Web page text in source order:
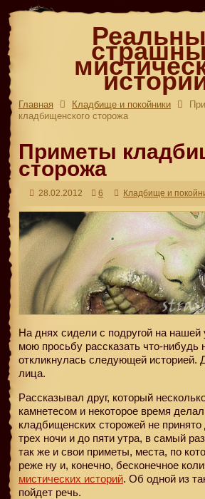
Главная Кладбище и покойники
кладбищенского сторожа
Приметы
сторожа
28.02.2012 6 Кладбище и
На днях сидели с подругой на нашей
мою просьбу рассказать что-нибудь
откликнулась следующей историей.
лица.
Рассказывал друг, который
камнетесом и некоторое время
кладбищенских сторожей не
трех ночи и до пяти утра, в самый
так же и свои приметы, места, по
реже ну и, конечно, бесконечное
мистических историй. Об одной из
пойдет речь.